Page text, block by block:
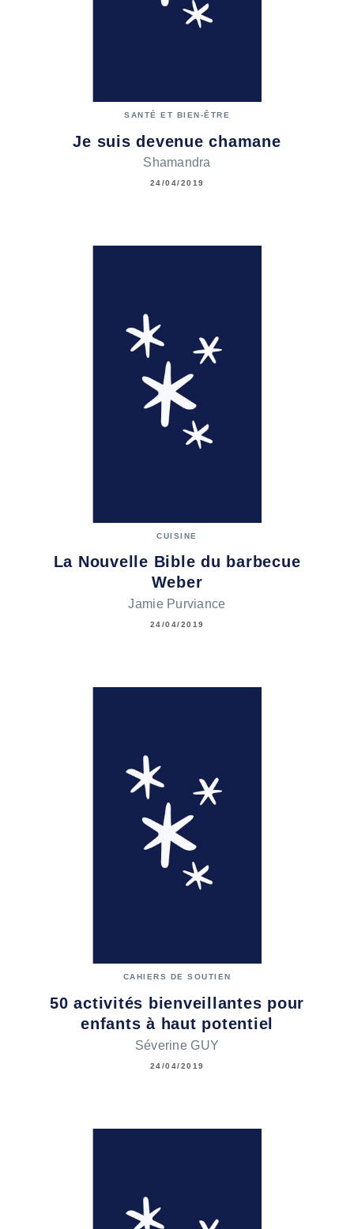
SANTÉ ET BIEN-ÊTRE
Je suis devenue chamane
Shamandra
24/04/2019
CUISINE
La Nouvelle Bible du barbecue
Weber
Jamie Purviance
24/04/2019
CAHIERS DE SOUTIEN
50 activités bienveillantes pour
enfants à haut potentiel
Séverine GUY
24/04/2019